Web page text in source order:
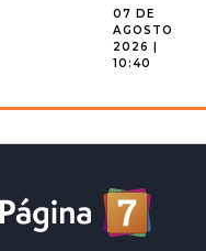
07 DE
AGOSTO
2026 |
10:40